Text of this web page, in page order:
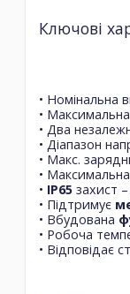
Ключові
• Номінальна
•
• Два
• Діапазон
• Макс.
•
• IP65 захист
• Підтримує
• Вбудована
• Робоча
• Відповідає